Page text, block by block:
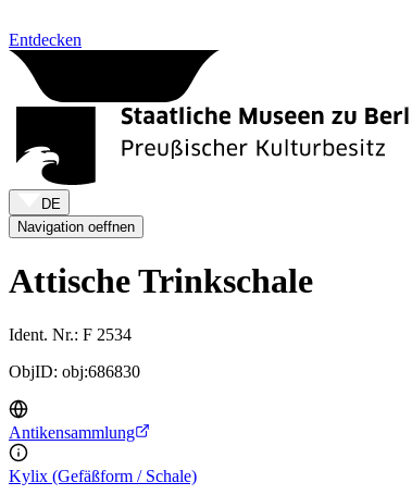
Entdecken
DE
Navigation oeffnen
Attische Trinkschale
Ident. Nr.: F 2534
ObjID: obj:686830
Antikensammlung
Kylix (Gefäßform / Schale)